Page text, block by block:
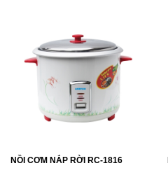
NỒI CƠM NẮP RỜI RC-1816